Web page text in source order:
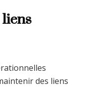
des liens